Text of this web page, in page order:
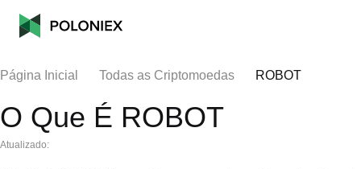
Página Inicial Todas as Criptomoedas ROBOT
O Que É ROBOT
Atualizado: